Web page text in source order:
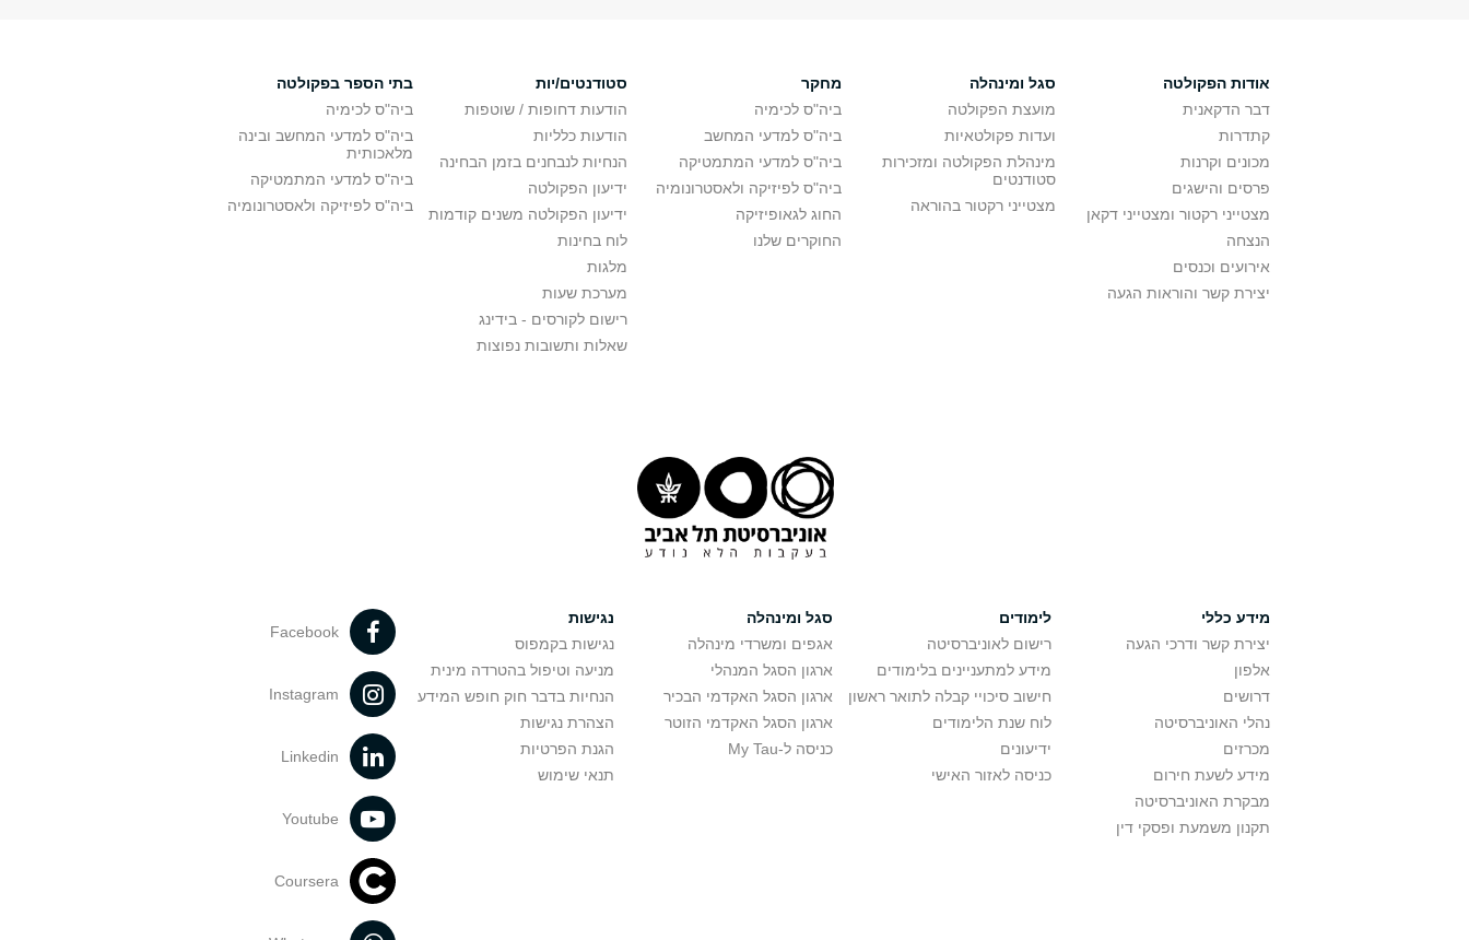
אודות הפקולטה
דבר הדקאנית
קתדרות
מכונים וקרנות
פרסים והישגים
מצטייני רקטור ומצטייני דקאן
הנצחה
אירועים וכנסים
יצירת קשר והוראות הגעה
סגל ומינהלה
מועצת הפקולטה
ועדות פקולטאיות
מינהלת הפקולטה ומזכירות
סטודנטים
מצטייני רקטור בהוראה
מחקר
ביה"ס לכימיה
ביה"ס למדעי המחשב
ביה"ס למדעי המתמטיקה
ביה"ס לפיזיקה ולאסטרונומיה
החוג לגאופיזיקה
החוקרים שלנו
סטודנטים/יות
הודעות דחופות / שוטפות
הודעות כלליות
הנחיות לנבחנים בזמן הבחינה
ידיעון הפקולטה
ידיעון הפקולטה משנים קודמות
לוח בחינות
מלגות
מערכת שעות
רישום לקורסים - בידינג
שאלות ותשובות נפוצות
בתי הספר בפקולטה
ביה"ס לכימיה
ביה"ס למדעי המחשב ובינה
מלאכותית
ביה"ס למדעי המתמטיקה
ביה"ס לפיזיקה ולאסטרונומיה
מידע כללי
יצירת קשר ודרכי הגעה
אלפון
דרושים
נהלי האוניברסיטה
מכרזים
מידע לשעת חירום
מבקרת האוניברסיטה
תקנון משמעת ופסקי דין
לימודים
רישום לאוניברסיטה
מידע למתעניינים בלימודים
חישוב סיכויי קבלה לתואר ראשון
לוח שנת הלימודים
ידיעונים
כניסה לאזור האישי
סגל ומינהלה
אגפים ומשרדי מינהלה
ארגון הסגל המנהלי
ארגון הסגל האקדמי הבכיר
ארגון הסגל האקדמי הזוטר
כניסה ל-My Tau
נגישות
נגישות בקמפוס
מניעה וטיפול בהטרדה מינית
הנחיות בדבר חוק חופש המידע
הצהרת נגישות
הגנת הפרטיות
תנאי שימוש
Facebook
Instagram
Linkedin
Youtube
Coursera